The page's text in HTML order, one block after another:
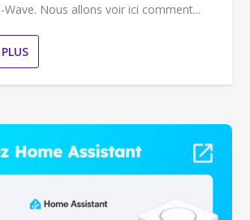
Nous allons voir ici comment...